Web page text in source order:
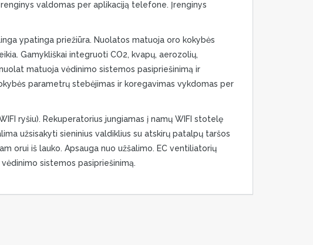
valdomas per aplikaciją telefone. Įrenginys
ypatinga priežiūra. Nuolatos matuoja oro kokybės
Gamykliškai integruoti CO2, kvapų, aerozolių,
matuoja vėdinimo sistemos pasipriešinimą ir
parametrų stebėjimas ir koregavimas vykdomas per
ryšiu). Rekuperatorius jungiamas į namų WIFI stotelę
užsisakyti sieninius valdiklius su atskirų patalpų taršos
orui iš lauko. Apsauga nuo užšalimo. EC ventiliatorių
sistemos pasipriešinimą.